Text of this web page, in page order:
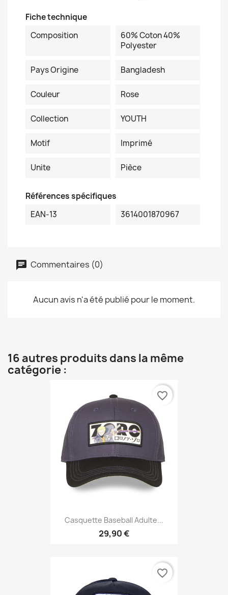
Fiche technique
Composition
60% Coton 40%
Polyester
Pays Origine Bangladesh
Couleur Rose
Collection YOUTH
Motif Imprimé
Unite Pièce
Références spécifiques
EAN-13
3614001870967
Commentaires (0)
Aucun avis n'a été publié pour le moment.
16 autres produits dans la même
catégorie :
Casquette Baseball Adulte...
29,90 €
favorite_border
favorite_border